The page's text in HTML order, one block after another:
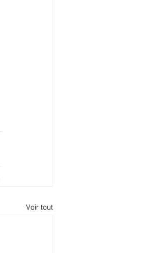
Voir tout